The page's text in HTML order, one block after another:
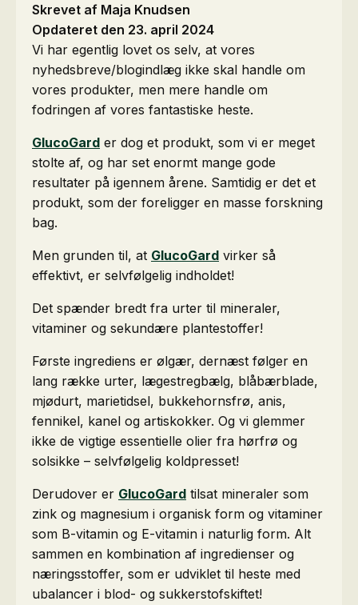
Skrevet af Maja Knudsen
Opdateret den 23. april 2024
Vi har egentlig lovet os selv, at vores
nyhedsbreve/blogindlæg ikke skal handle om
vores produkter, men mere handle om
fodringen af vores fantastiske heste.
GlucoGard er dog et produkt, som vi er meget
stolte af, og har set enormt mange gode
resultater på igennem årene. Samtidig er det et
produkt, som der foreligger en masse forskning
bag.
Men grunden til, at GlucoGard virker så
effektivt, er selvfølgelig indholdet!
Det spænder bredt fra urter til mineraler,
vitaminer og sekundære plantestoffer!
Første ingrediens er ølgær, dernæst følger en
lang række urter, lægestregbælg, blåbærblade,
mjødurt, marietidsel, bukkehornsfrø, anis,
fennikel, kanel og artiskokker. Og vi glemmer
ikke de vigtige essentielle olier fra hørfrø og
solsikke – selvfølgelig koldpresset!
Derudover er GlucoGard tilsat mineraler som
zink og magnesium i organisk form og vitaminer
som B-vitamin og E-vitamin i naturlig form. Alt
sammen en kombination af ingredienser og
næringsstoffer, som er udviklet til heste med
ubalancer i blod- og sukkerstofskiftet!